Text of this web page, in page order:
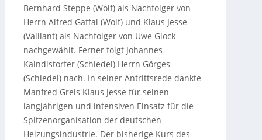
Bernhard Steppe (Wolf) als Nachfolger von
Herrn Alfred Gaffal (Wolf) und Klaus Jesse
(Vaillant) als Nachfolger von Uwe Glock
nachgewählt. Ferner folgt Johannes
Kaindlstorfer (Schiedel) Herrn Görges
(Schiedel) nach. In seiner Antrittsrede dankte
Manfred Greis Klaus Jesse für seinen
langjährigen und intensiven Einsatz für die
Spitzenorganisation der deutschen
Heizungsindustrie. Der bisherige Kurs des